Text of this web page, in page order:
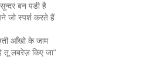
बन पडी है
जो स्पर्श करते हैं
आँखो के जाम
तू लबरेज़ किए जा"